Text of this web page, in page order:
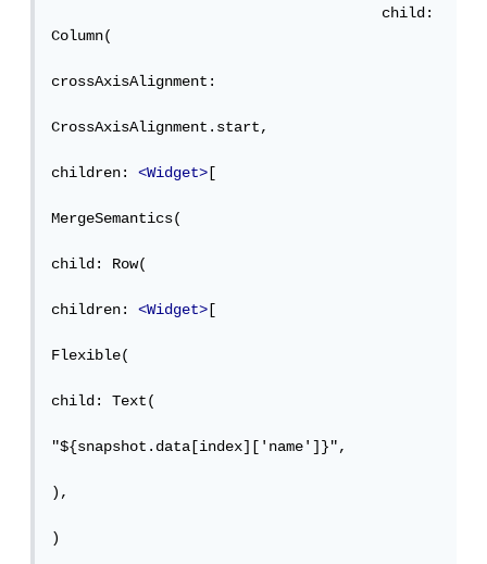
                                      child:
Column(
crossAxisAlignment:
CrossAxisAlignment.start,
children: <Widget> [
MergeSemantics(
child: Row(
children: <Widget> [
Flexible(
child: Text(
"${snapshot.data[index]['name']}",
),
)